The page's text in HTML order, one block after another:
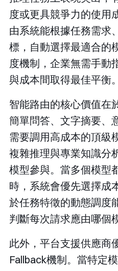
度或更具競爭力的使用
由系統能根據任務需求
標，自動選擇最適合的
度機制，企業無需手動
與成本間取得最佳平衡。
智能路由的核心價值在
簡單問答、文字摘要、
需要調用高成本的頂級
複雜推理與專業知識分
模型參與。當多個模型
時，系統會優先選擇成
於任務特徵的動態調度
判斷每次請求應由哪個
此外，平台支援供應商
Fallback機制。當特定